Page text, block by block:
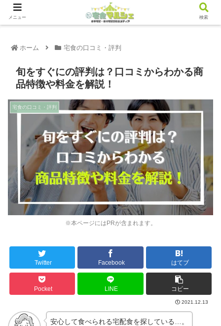
ホーム 宅食の口コミ・評判
旬をすぐにの評判は？口コミからわかる商
品特徴や料金を解説！
※本ページにはPRが含まれます。
宅食の口コミ・評判
Twitter Facebook はてブ
Pocket LINE コピー
2021.12.13
安心して食べられる宅配食を探している…。
メニュー 検索